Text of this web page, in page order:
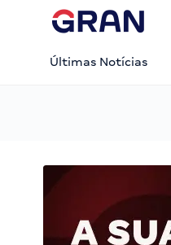
Últimas Notícias